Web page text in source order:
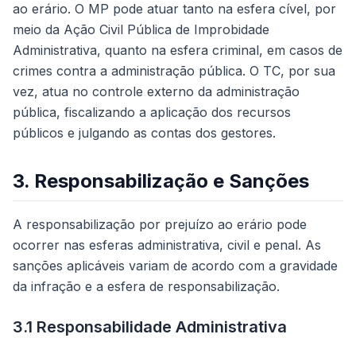
ao erário. O MP pode atuar tanto na esfera cível, por
meio da Ação Civil Pública de Improbidade
Administrativa, quanto na esfera criminal, em casos de
crimes contra a administração pública. O TC, por sua
vez, atua no controle externo da administração
pública, fiscalizando a aplicação dos recursos
públicos e julgando as contas dos gestores.
3. Responsabilização e Sanções
A responsabilização por prejuízo ao erário pode
ocorrer nas esferas administrativa, civil e penal. As
sanções aplicáveis variam de acordo com a gravidade
da infração e a esfera de responsabilização.
3.1 Responsabilidade Administrativa